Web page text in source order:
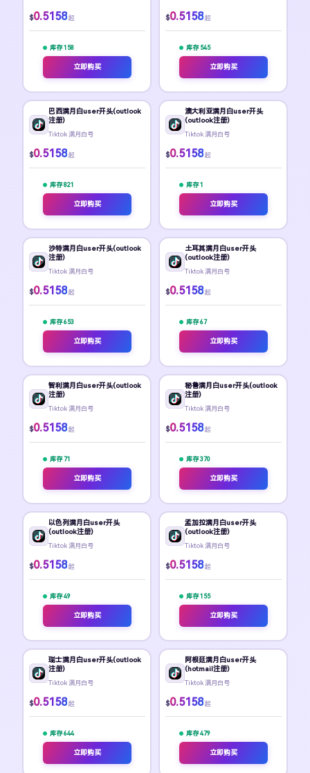
$0.5158 起
库存 158
立即购买
$0.5158 起
库存 545
立即购买
巴西满月白user开头(outlook
注册)
Tiktok 满月白号
$0.5158 起
库存 821
立即购买
澳大利亚满月白user开头
(outlook注册)
Tiktok 满月白号
$0.5158 起
库存 1
立即购买
沙特满月白user开头(outlook
注册)
Tiktok 满月白号
$0.5158 起
库存 653
立即购买
土耳其满月白user开头
(outlook注册)
Tiktok 满月白号
$0.5158 起
库存 67
立即购买
智利满月白user开头(outlook
注册)
Tiktok 满月白号
$0.5158 起
库存 71
立即购买
秘鲁满月白user开头(outlook
注册)
Tiktok 满月白号
$0.5158 起
库存 370
立即购买
以色列满月白user开头
(outlook注册)
Tiktok 满月白号
$0.5158 起
库存 49
立即购买
孟加拉满月白user开头
(outlook注册)
Tiktok 满月白号
$0.5158 起
库存 155
立即购买
瑞士满月白user开头(outlook
注册)
Tiktok 满月白号
$0.5158 起
库存 644
立即购买
阿根廷满月白user开头
(hotmail注册)
Tiktok 满月白号
$0.5158 起
库存 479
立即购买